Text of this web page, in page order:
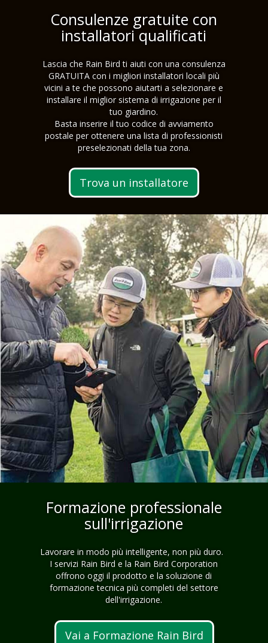
Consulenze gratuite con
installatori qualificati
Lascia che Rain Bird ti aiuti con una consulenza
GRATUITA con i migliori installatori locali più
vicini a te che possono aiutarti a selezionare e
installare il miglior sistema di irrigazione per il
tuo giardino.
Basta inserire il tuo codice di avviamento
postale per ottenere una lista di professionisti
preselezionati della tua zona.
Trova un installatore
Formazione professionale
sull'irrigazione
Lavorare in modo più intelligente, non più duro.
I servizi Rain Bird e la Rain Bird Corporation
offrono oggi il prodotto e la soluzione di
formazione tecnica più completi del settore
dell'irrigazione.
Vai a Formazione Rain Bird